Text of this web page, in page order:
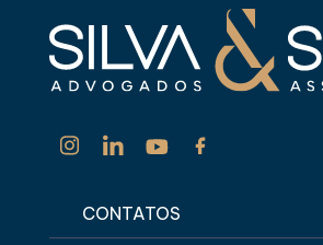
CONTATOS